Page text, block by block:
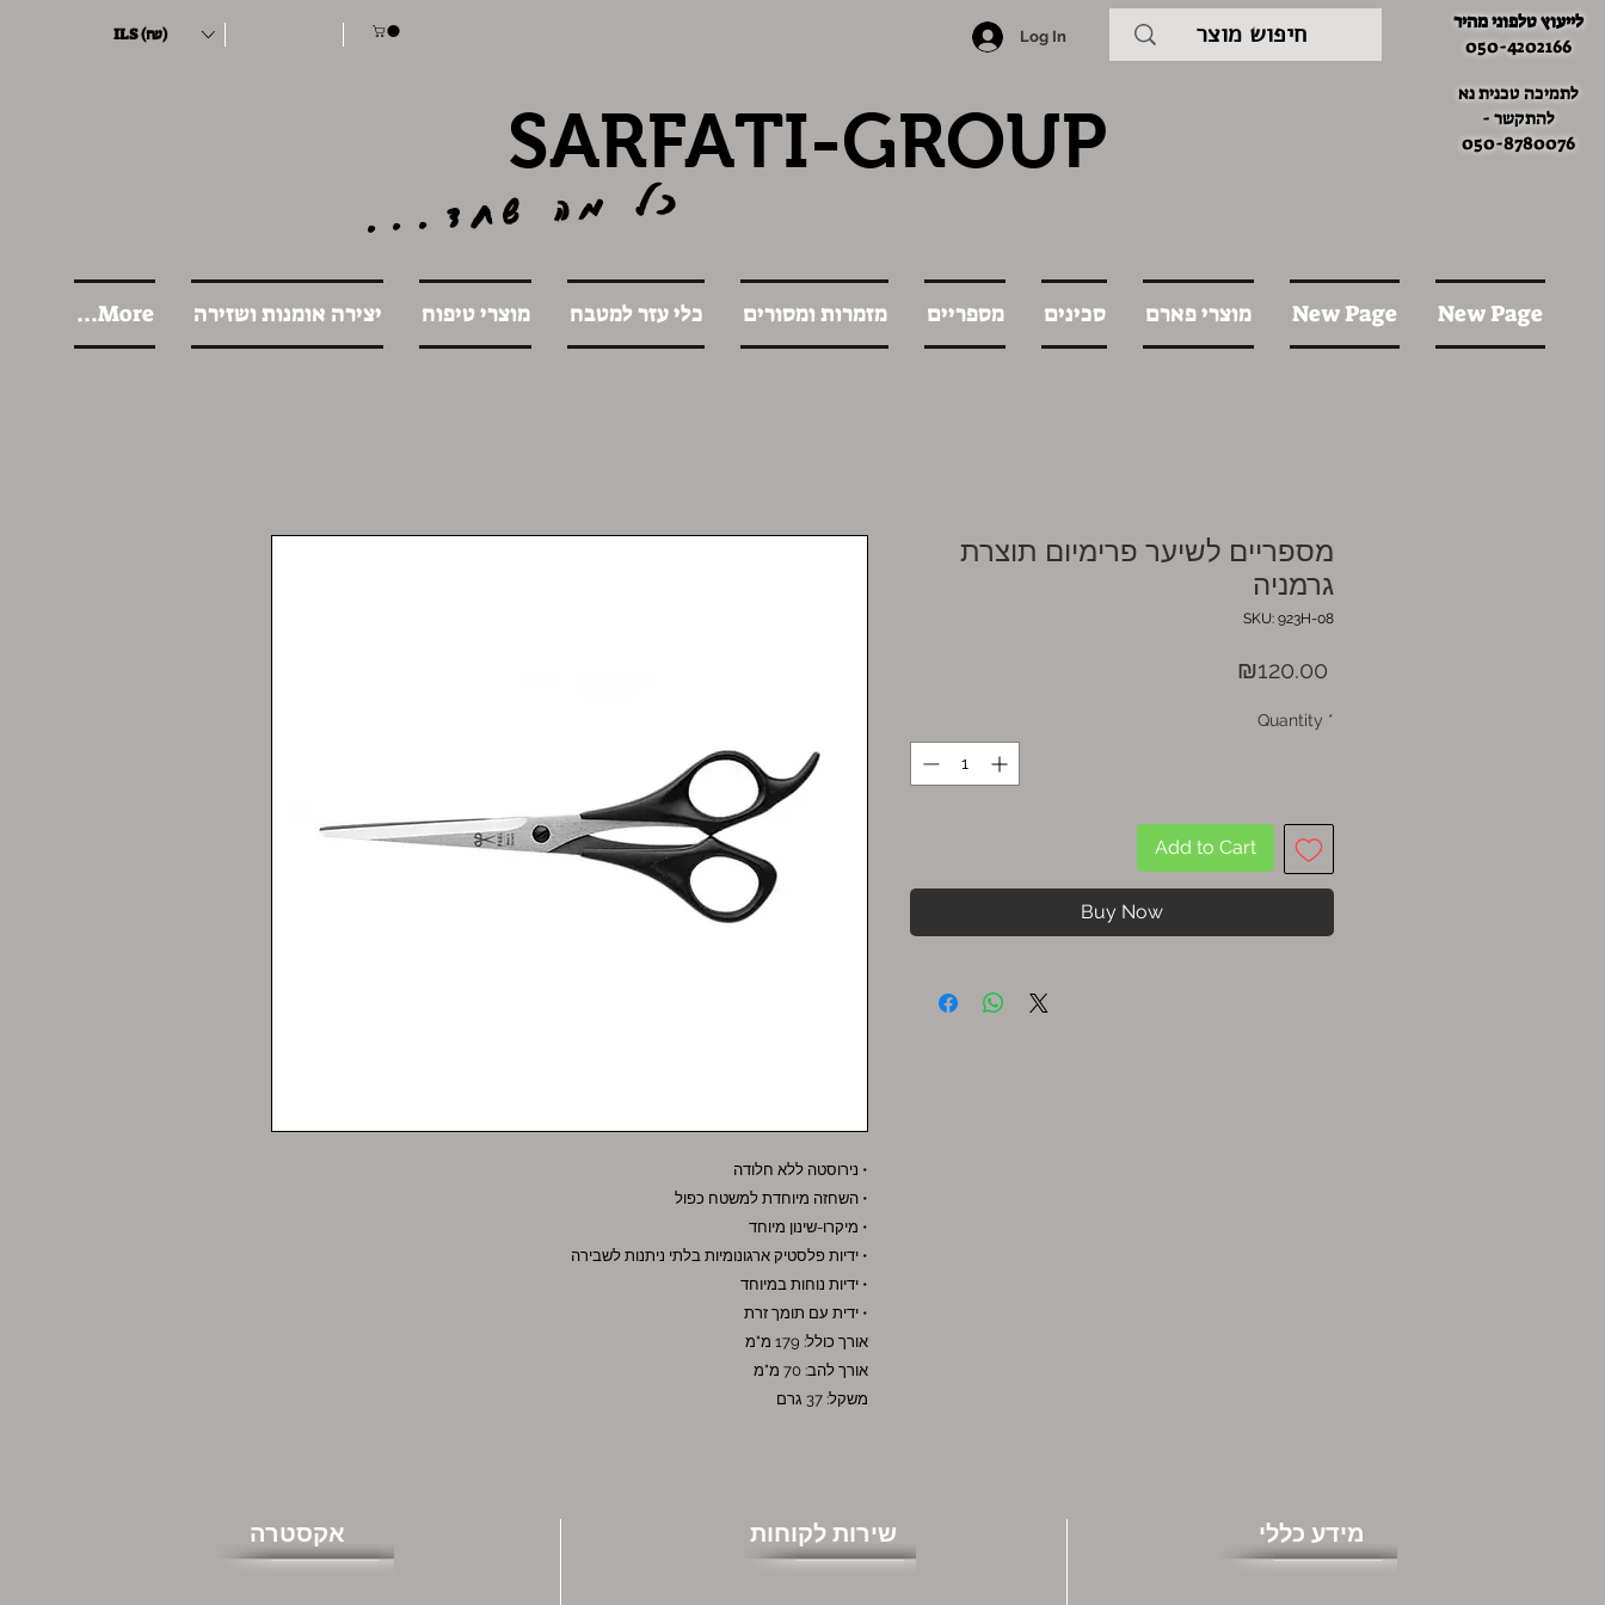
לייעוץ טלפוני מהיר
050-4202166
לתמיכה טכנית נא
להתקשר -
050-8780076
ILS (₪) Log In
SARFATI-GROUP
כל מה שחד...
New Page
New Page מוצרי פארם סכינים מספריים מזמרות ומסורים כלי עזר למטבח מוצרי טיפוח יצירה אומנות ושזירה More...
• נירוסטה ללא חלודה
• השחזה מיוחדת למשטח כפול
• מיקרו-שינון מיוחד
• ידיות פלסטיק ארגונומיות בלתי ניתנות לשבירה
• ידיות נוחות במיוחד
• ידית עם תומך זרת
אורך כולל: 179 מ"מ
אורך להב: 70 מ"מ
משקל: 37 גרם
מספריים לשיער פרימיום תוצרת
גרמניה
SKU: 923H-08
₪120.00
Quantity *
Add to Cart
Buy Now
אקסטרה שירות לקוחות מידע כללי